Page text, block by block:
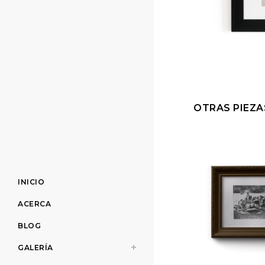
INICIO
ACERCA
BLOG
GALERÍA
OTRAS